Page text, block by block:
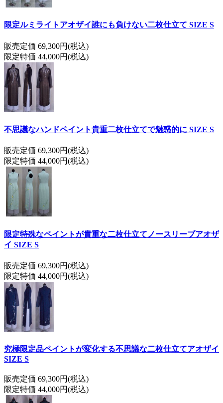
限定ルミライトアオザイ誰にも負けない二枚仕立て SIZE S
販売定価 69,300円(税込)
限定特価 44,000円(税込)
不思議なハンドペイント貴重二枚仕立てで魅惑的に SIZE S
販売定価 69,300円(税込)
限定特価 44,000円(税込)
限定特殊なペイントが貴重な二枚仕立てノースリーブアオザ
イ SIZE S
販売定価 69,300円(税込)
限定特価 44,000円(税込)
究極限定品ペイントが変化する不思議な二枚仕立てアオザイ
SIZE S
販売定価 69,300円(税込)
限定特価 44,000円(税込)